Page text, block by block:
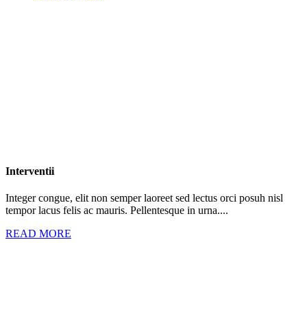
Interventii
Integer congue, elit non semper laoreet sed lectus orci posuh nisl
tempor lacus felis ac mauris. Pellentesque in urna....
READ MORE